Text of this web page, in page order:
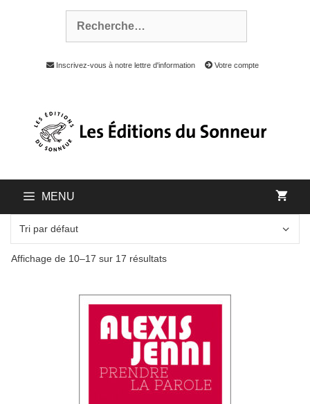
Inscrivez-vous à notre lettre d'information Votre compte
MENU
Affichage de 10–17 sur 17 résultats